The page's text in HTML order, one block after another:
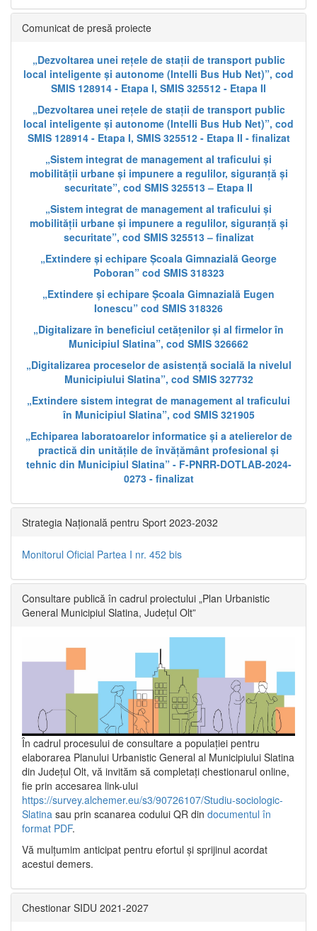
Comunicat de presă proiecte
„Dezvoltarea unei rețele de stații de transport public
local inteligente și autonome (Intelli Bus Hub Net)”, cod
SMIS 128914 - Etapa I, SMIS 325512 - Etapa II
„Dezvoltarea unei rețele de stații de transport public
local inteligente și autonome (Intelli Bus Hub Net)”, cod
SMIS 128914 - Etapa I, SMIS 325512 - Etapa II - finalizat
„Sistem integrat de management al traficului și
mobilității urbane și impunere a regulilor, siguranță și
securitate”, cod SMIS 325513 – Etapa II
„Sistem integrat de management al traficului și
mobilității urbane și impunere a regulilor, siguranță și
securitate”, cod SMIS 325513 – finalizat
„Extindere și echipare Școala Gimnazială George
Poboran” cod SMIS 318323
„Extindere și echipare Școala Gimnazială Eugen
Ionescu” cod SMIS 318326
„Digitalizare în beneficiul cetățenilor și al firmelor în
Municipiul Slatina”, cod SMIS 326662
„Digitalizarea proceselor de asistență socială la nivelul
Municipiului Slatina”, cod SMIS 327732
„Extindere sistem integrat de management al traficului
în Municipiul Slatina”, cod SMIS 321905
„Echiparea laboratoarelor informatice și a atelierelor de
practică din unitățile de învățământ profesional și
tehnic din Municipiul Slatina” - F-PNRR-DOTLAB-2024-
0273 - finalizat
Strategia Națională pentru Sport 2023-2032
Monitorul Oficial Partea I nr. 452 bis
Consultare publică în cadrul proiectului „Plan Urbanistic
General Municipiul Slatina, Județul Olt”
În cadrul procesului de consultare a populaţiei pentru
elaborarea Planului Urbanistic General al Municipiului Slatina
din Județul Olt, vă invităm să completați chestionarul online,
fie prin accesarea link-ului
https://survey.alchemer.eu/s3/90726107/Studiu-sociologic-
Slatina sau prin scanarea codului QR din documentul în
format PDF.
Vă mulţumim anticipat pentru efortul şi sprijinul acordat
acestui demers.
Chestionar SIDU 2021-2027